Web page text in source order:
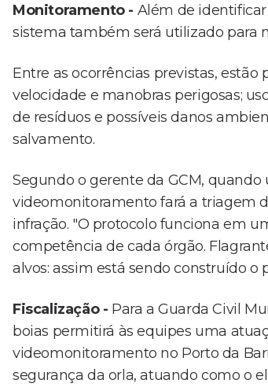
Monitoramento - Além de
sistema também será utilizado para
Entre as ocorrências previstas, estão
velocidade e manobras perigosas;
de resíduos e possíveis danos
salvamento.
Segundo o gerente da GCM,
videomonitoramento fará a triagem
infração. "O protocolo funciona em
competência de cada órgão.
alvos: assim está sendo construído o
Fiscalização - Para a Guarda Civil
boias permitirá às equipes uma
videomonitoramento no Porto da
segurança da orla, atuando como o